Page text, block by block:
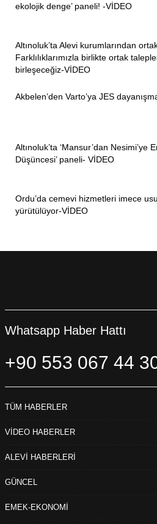
ekolojik denge’ paneli! -VİDEO
Altınoluk’ta Alevi kurumlarından
Farklılıklarımızla birlikte ortak
birleşeceğiz-VİDEO
Akbelen’den Varto’ya JES
Altınoluk’ta ‘Mansur’dan Nesimi’ye
Düşüncesi’ paneli- VİDEO
Ordu’da cemevi hizmetleri imece
yürütülüyor-VİDEO
Whatsapp Haber Hattı
+90 553 067 44
TÜM HABERLER
VİDEO HABERLER
ALEVİ HABERLERİ
GÜNCEL
EMEK-EKONOMİ